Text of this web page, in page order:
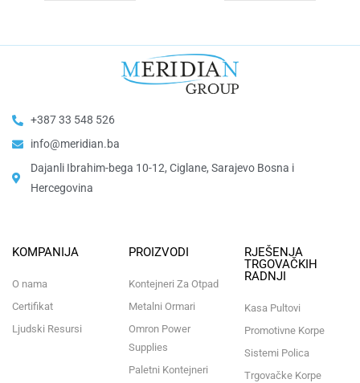
+387 33 548 526
info@meridian.ba
Dajanli Ibrahim-bega 10-12, Ciglane, Sarajevo Bosna i
Hercegovina​
KOMPANIJA
O nama
Certifikat
Ljudski Resursi
PROIZVODI
Kontejneri Za Otpad
Metalni Ormari
Omron Power
Supplies
Paletni Kontejneri
RJEŠENJA
TRGOVAČKIH
RADNJI
Kasa Pultovi
Promotivne Korpe
Sistemi Polica
Trgovačke Korpe